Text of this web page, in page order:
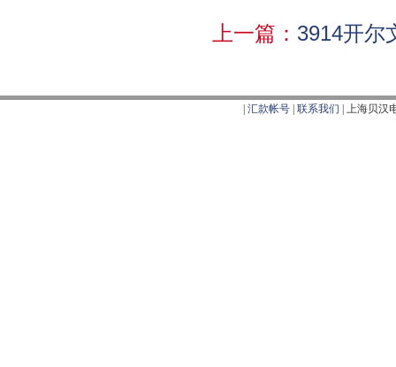
上一篇： 3914开尔
|汇款帐号 |联系我们 |上海贝汉